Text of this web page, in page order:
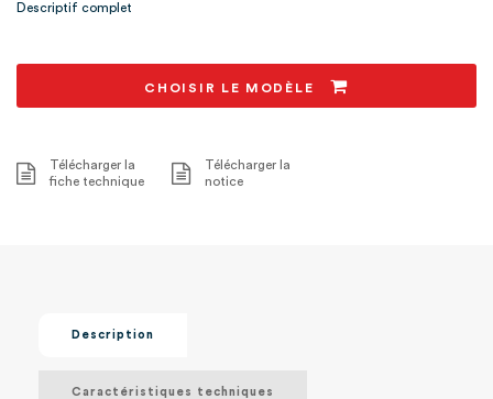
Descriptif complet
CHOISIR LE MODÈLE
Télécharger la
fiche technique
Télécharger la
notice
Description
Caractéristiques techniques